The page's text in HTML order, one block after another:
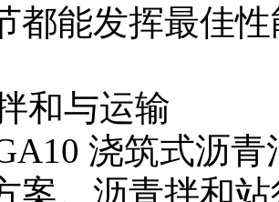
都能发挥最佳
和与运输
浇筑式沥
案。沥青拌和